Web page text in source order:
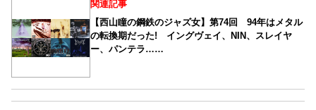
関連記事
【西山瞳の鋼鉄のジャズ女】第74回 94年はメタル
の転換期だった! イングヴェイ、NIN、スレイヤ
ー、パンテラ……